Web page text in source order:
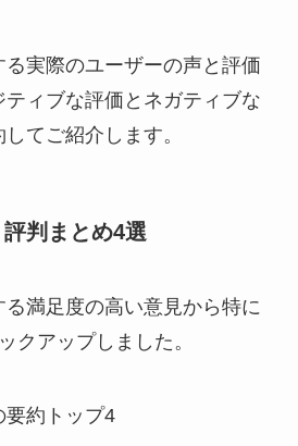
アタック抗菌exは販売終了？な
ぜ？その理由と口コミについて大
る？
ドンキで買える？自宅で楽しみた
実際のユーザーの声と評価
ィブな評価とネガティブな
てご紹介します。
判まとめ4選
満足度の高い意見から特に
クアップしました。
要約トップ4